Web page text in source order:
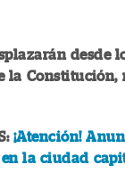
desde
la Constitución,
¡Atención!
la ciudad